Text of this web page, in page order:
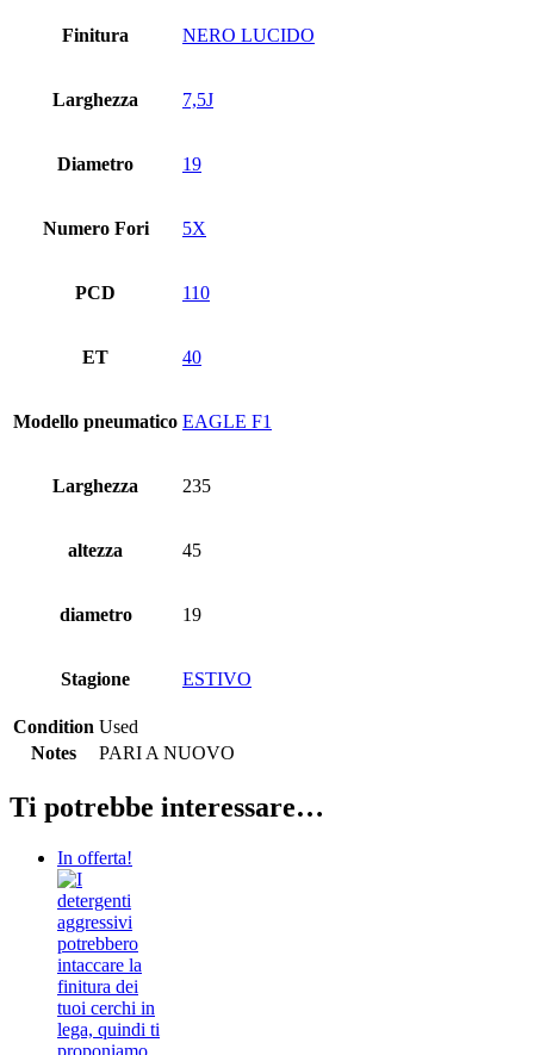
Finitura NERO LUCIDO
Larghezza 7,5J
Diametro 19
Numero Fori 5X
PCD 110
ET 40
Modello pneumatico EAGLE F1
Larghezza 235
altezza 45
diametro 19
Stagione ESTIVO
Condition Used
Notes
PARI A NUOVO
Ti potrebbe interessare…
In offerta!